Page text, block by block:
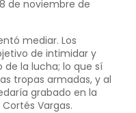
de noviembre de
mediar. Los
de intimidar y
la lucha; lo que sí
tropas armadas, y al
grabado en la
Vargas.